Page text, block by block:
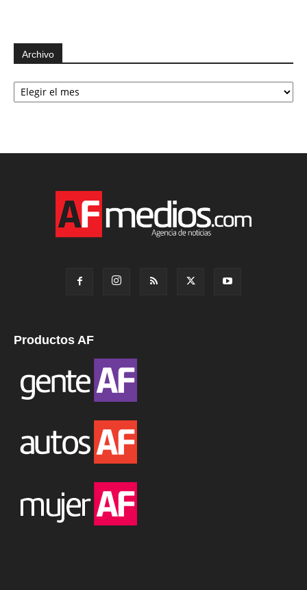
Archivo
Archivo
Productos AF